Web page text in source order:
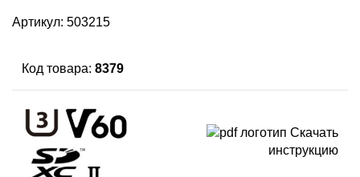
Артикул: 503215
Код товара: 8379
Скачать
инструкцию